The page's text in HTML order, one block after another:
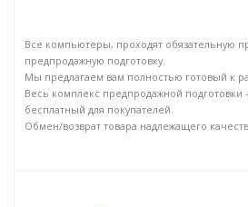
Все компьютеры, проходят обязательную
предпродажную подготовку.
Мы предлагаем вам полностью готовый к
Весь комплекс предпродажной подготовки
бесплатный для покупателей.
Обмен/возврат товара надлежащего